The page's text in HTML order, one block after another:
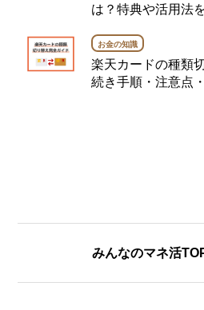
は？特典や活用法
お金の知識
楽天カードの種類
続き手順・注意点
みんなのマネ活